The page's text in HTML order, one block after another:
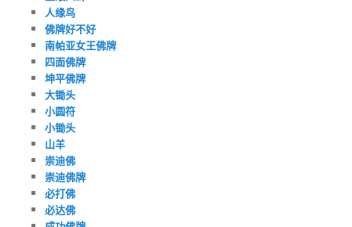
人缘鸟
佛牌好不好
南帕亚女王佛牌
四面佛牌
坤平佛牌
大锄头
小圆符
小锄头
山羊
崇迪佛
崇迪佛牌
必打佛
必达佛